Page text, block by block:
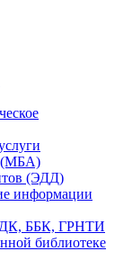
(МБА)
(ЭДД)
информации
ББК, ГРНТИ
библиотеке